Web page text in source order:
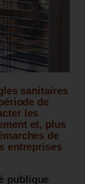
sanitaires
de
les
et, plus
de
entreprises
publique